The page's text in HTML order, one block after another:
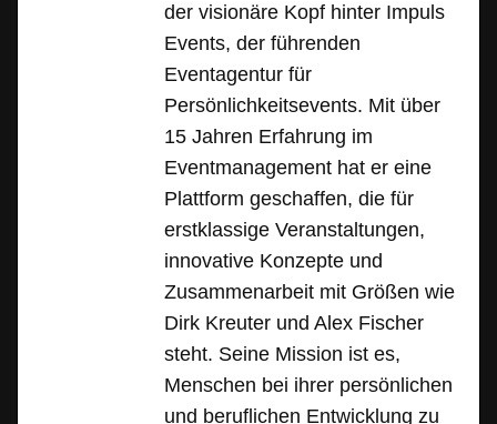
der visionäre Kopf hinter Impuls
Events, der führenden
Eventagentur für
Persönlichkeitsevents. Mit über
15 Jahren Erfahrung im
Eventmanagement hat er eine
Plattform geschaffen, die für
erstklassige Veranstaltungen,
innovative Konzepte und
Zusammenarbeit mit Größen wie
Dirk Kreuter und Alex Fischer
steht. Seine Mission ist es,
Menschen bei ihrer persönlichen
und beruflichen Entwicklung zu